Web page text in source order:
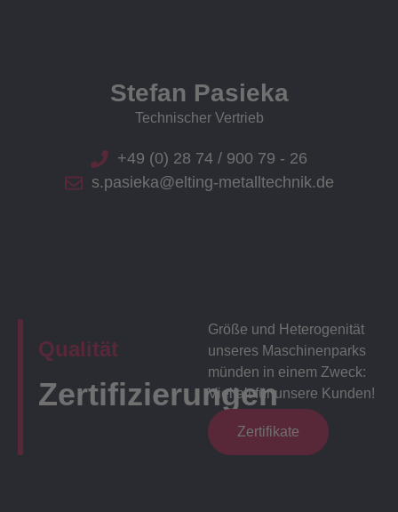
Stefan Pasieka
Technischer Vertrieb
+49 (0) 28 74 / 900 79 - 26
s.pasieka@elting-metalltechnik.de
Qualität
Zertifizierungen
Größe und Heterogenität
unseres Maschinenparks
münden in einem Zweck:
Vielfalt für unsere Kunden!
Zertifikate